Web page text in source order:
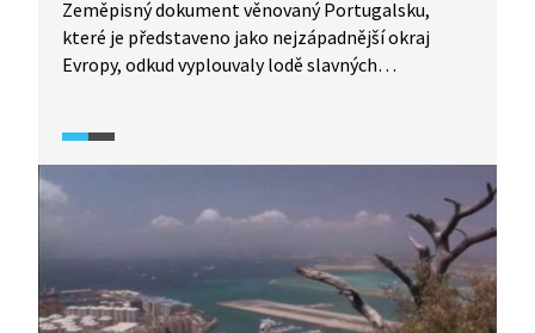
Zeměpisný dokument věnovaný Portugalsku,
které je představeno jako nejzápadnější okraj
Evropy, odkud vyplouvaly lodě slavných